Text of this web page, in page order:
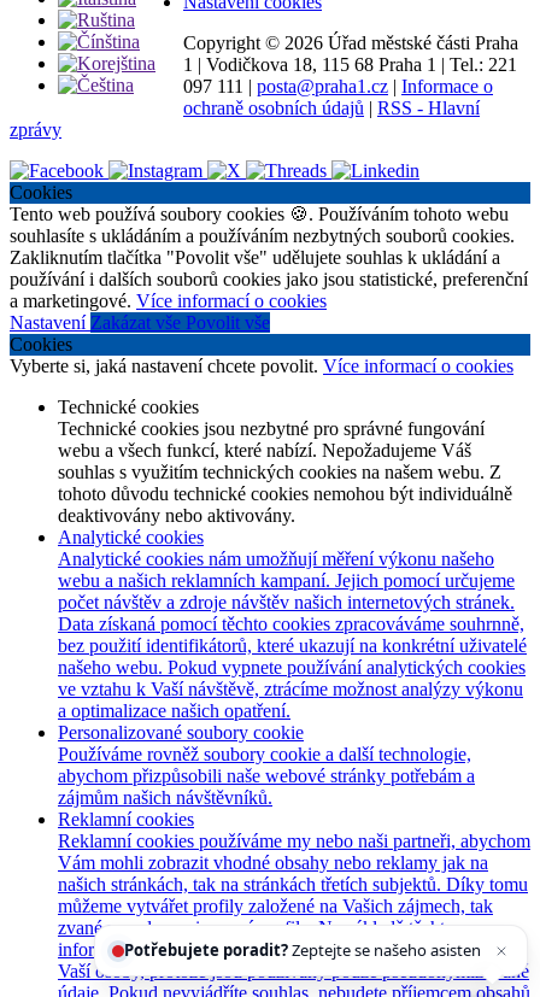
Copyright © 2026 Úřad městské části Praha
1 | Vodičkova 18, 115 68 Praha 1 | Tel.: 221
097 111 | posta@praha1.cz | Informace o
ochraně osobních údajů | RSS - Hlavní
zprávy
Cookies
Tento web používá soubory cookies 🍪. Používáním tohoto webu
souhlasíte s ukládáním a používáním nezbytných souborů cookies.
Zakliknutím tlačítka "Povolit vše" udělujete souhlas k ukládání a
používání i dalších souborů cookies jako jsou statistické, preferenční
a marketingové. Více informací o cookies
Nastavení Zakázat vše Povolit vše
Cookies
Vyberte si, jaká nastavení chcete povolit. Více informací o cookies
Technické cookies
Technické cookies jsou nezbytné pro správné fungování
webu a všech funkcí, které nabízí. Nepožadujeme Váš
souhlas s využitím technických cookies na našem webu. Z
tohoto důvodu technické cookies nemohou být individuálně
deaktivovány nebo aktivovány.
Analytické cookies
Analytické cookies nám umožňují měření výkonu našeho
webu a našich reklamních kampaní. Jejich pomocí určujeme
počet návštěv a zdroje návštěv našich internetových stránek.
Data získaná pomocí těchto cookies zpracováváme souhrnně,
bez použití identifikátorů, které ukazují na konkrétní uživatelé
našeho webu. Pokud vypnete používání analytických cookies
ve vztahu k Vaší návštěvě, ztrácíme možnost analýzy výkonu
a optimalizace našich opatření.
Personalizované soubory cookie
Používáme rovněž soubory cookie a další technologie,
abychom přizpůsobili naše webové stránky potřebám a
zájmům našich návštěvníků.
Reklamní cookies
Reklamní cookies používáme my nebo naši partneři, abychom
Vám mohli zobrazit vhodné obsahy nebo reklamy jak na
našich stránkách, tak na stránkách třetích subjektů. Díky tomu
můžeme vytvářet profily založené na Vašich zájmech, tak
zvané pseudonymizované profily. Na základě těchto
informací není zpravidla možná bezprostřední identifikace
Vaší osoby, protože jsou používány pouze pseudonymizované
Potřebujete poradit?
Zeptejte se našeho asistenta
Chettyho.